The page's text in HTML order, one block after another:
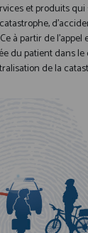
et produits
à partir de
du patient dans
de la